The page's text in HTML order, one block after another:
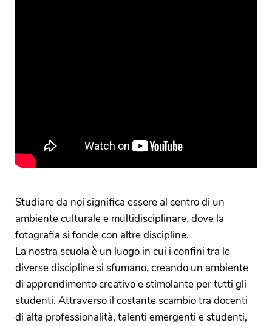
Studiare da noi significa essere al centro di un
ambiente culturale e multidisciplinare, dove la
fotografia si fonde con altre discipline.
La nostra scuola è un luogo in cui i confini tra le
diverse discipline si sfumano, creando un ambiente
di apprendimento creativo e stimolante per tutti gli
studenti. Attraverso il costante scambio tra docenti
di alta professionalità, talenti emergenti e studenti,